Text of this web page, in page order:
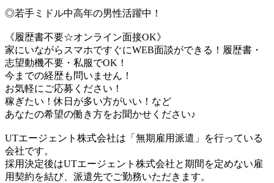
◎若手ミドル中高年の男性活躍中！
《履歴書不要☆オンライン面接OK》
家にいながらスマホですぐにWEB面談ができる！履歴書・
志望動機不要・私服でOK！
今までの経歴も問いません！
お気軽にご応募ください！
稼ぎたい！休日が多い方がいい！など
あなたの希望の働き方をお聞かせください♪
UTエージェント株式会社は「無期雇用派遣」を行っている
会社です。
採用決定後はUTエージェント株式会社と期間を定めない雇
用契約を結び、派遣先でご勤務いただきます。